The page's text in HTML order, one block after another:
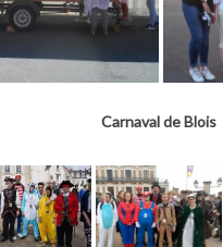
Carnaval de Blois